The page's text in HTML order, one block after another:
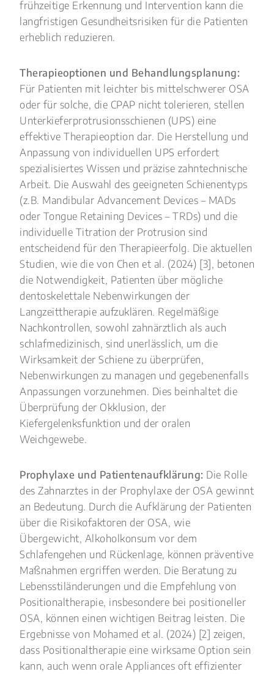
frühzeitige Erkennung und Intervention kann die
langfristigen Gesundheitsrisiken für die Patienten
erheblich reduzieren.
Therapieoptionen und Behandlungsplanung:
Für Patienten mit leichter bis mittelschwerer OSA
oder für solche, die CPAP nicht tolerieren, stellen
Unterkieferprotrusionsschienen (UPS) eine
effektive Therapieoption dar. Die Herstellung und
Anpassung von individuellen UPS erfordert
spezialisiertes Wissen und präzise zahntechnische
Arbeit. Die Auswahl des geeigneten Schienentyps
(z.B. Mandibular Advancement Devices – MADs
oder Tongue Retaining Devices – TRDs) und die
individuelle Titration der Protrusion sind
entscheidend für den Therapieerfolg. Die aktuellen
Studien, wie die von Chen et al. (2024) [3], betonen
die Notwendigkeit, Patienten über mögliche
dentoskelettale Nebenwirkungen der
Langzeittherapie aufzuklären. Regelmäßige
Nachkontrollen, sowohl zahnärztlich als auch
schlafmedizinisch, sind unerlässlich, um die
Wirksamkeit der Schiene zu überprüfen,
Nebenwirkungen zu managen und gegebenenfalls
Anpassungen vorzunehmen. Dies beinhaltet die
Überprüfung der Okklusion, der
Kiefergelenksfunktion und der oralen
Weichgewebe.
Prophylaxe und Patientenaufklärung: Die Rolle
des Zahnarztes in der Prophylaxe der OSA gewinnt
an Bedeutung. Durch die Aufklärung der Patienten
über die Risikofaktoren der OSA, wie
Übergewicht, Alkoholkonsum vor dem
Schlafengehen und Rückenlage, können präventive
Maßnahmen ergriffen werden. Die Beratung zu
Lebensstiländerungen und die Empfehlung von
Positionaltherapie, insbesondere bei positioneller
OSA, können einen wichtigen Beitrag leisten. Die
Ergebnisse von Mohamed et al. (2024) [2] zeigen,
dass Positionaltherapie eine wirksame Option sein
kann, auch wenn orale Appliances oft effizienter